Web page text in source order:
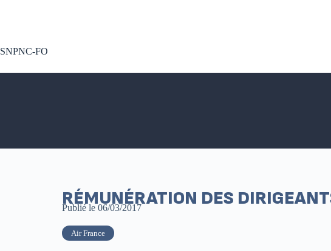
SNPNC-FO
RÉMUNÉRATION DES
Publié le 06/03/2017
Air France